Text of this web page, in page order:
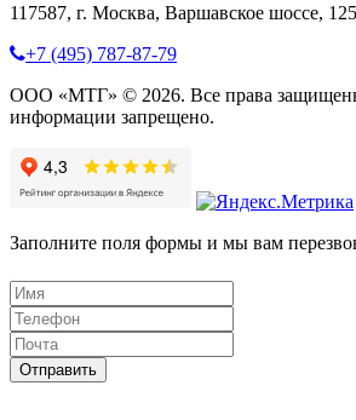
117587, г. Москва, Варшавское шоссе,
+7 (495) 787-87-79
ООО «МТГ» © 2026. Все права
информации запрещено.
Заполните поля формы и мы вам
Отправить